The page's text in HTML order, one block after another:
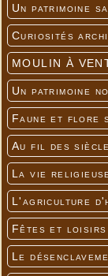
Un patrimoine
Curiosités
MOULIN À
Un patrimoine
Faune et flore
Au fil des
La vie religieuse
L'agriculture
Fêtes et loisirs
Le